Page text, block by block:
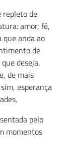
repleto de
amor, fé,
que anda ao
de
deseja.
de mais
esperança
pelo
momentos